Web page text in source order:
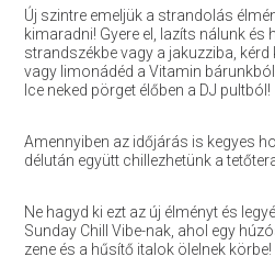
Új szintre emeljük a strandolás
kimaradni! Gyere el, lazíts nálunk és
strandszékbe vagy a jakuzziba,
vagy limonádéd a Vitamin
Ice neked pörget élőben a DJ pultból!
Amennyiben az időjárás is kegyes
délután együtt chillezhetünk a
Ne hagyd ki ezt az új élményt és
Sunday Chill Vibe-nak, ahol egy
zene és a hűsítő italok ölelnek körbe!